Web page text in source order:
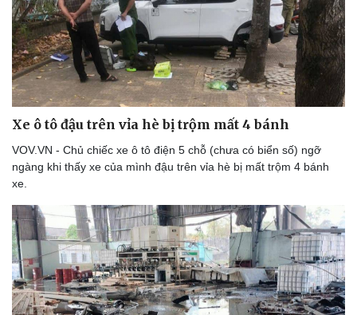
Du lịch
Podcast
Xe ô tô đậu trên vỉa hè bị trộm mất 4 bánh
VOV.VN - Chủ chiếc xe ô tô điện 5 chỗ (chưa có biển số) ngỡ
ngàng khi thấy xe của mình đậu trên vỉa hè bị mất trộm 4 bánh
xe.